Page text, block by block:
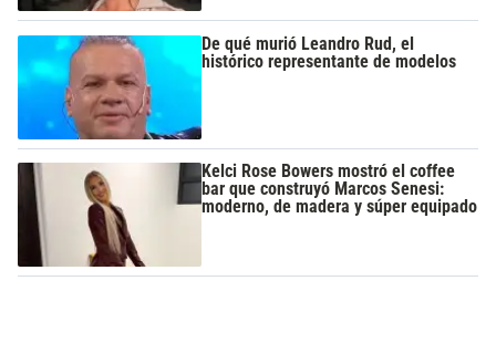
De qué murió Leandro Rud, el
histórico representante de modelos
Kelci Rose Bowers mostró el coffee
bar que construyó Marcos Senesi:
moderno, de madera y súper equipado